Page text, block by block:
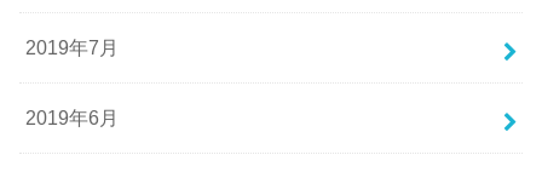
2019年7月
2019年6月